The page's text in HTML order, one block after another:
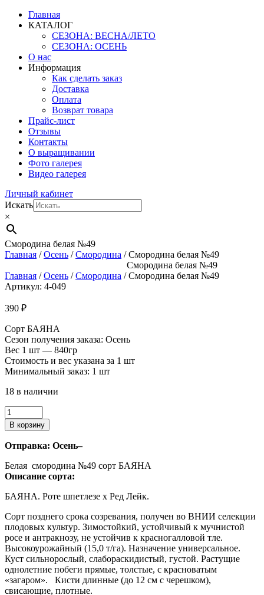
Главная
КАТАЛОГ
СЕЗОНА: ВЕСНА/ЛЕТО
СЕЗОНА: ОСЕНЬ
О нас
Информация
Как сделать заказ
Доставка
Оплата
Возврат товара
Прайс-лист
Отзывы
Контакты
О выращивании
Фото галерея
Видео галерея
Личный кабинет
Искать
×
Смородина белая №49
Главная /Осень /Смородина / Смородина белая №49
Смородина белая №49
Главная /Осень /Смородина / Смородина белая №49
Артикул: 4-049
390 ₽
Сорт БАЯНА
Сезон получения заказа: Осень
Вес 1 шт — 840гр
Стоимость и вес указана за 1 шт
Минимальный заказ: 1 шт
18 в наличии
Количество
товара
Смородина
белая
№49
В корзину
Отправка: Осень–
Белая смородина №49 сорт БАЯНА
Описание сорта:
БАЯНА. Роте шпетлезе х Ред Лейк.
Сорт позднего срока созревания, получен во ВНИИ селекции
плодовых культур. Зимостойкий, устойчивый к мучнистой
росе и антракнозу, не устойчив к красногалловой тле.
Высокоурожайный (15,0 т/га). Назначение универсальное.
Куст сильнорослый, слабораскидистый, густой. Растущие
однолетние побеги прямые, толстые, с красноватым
«загаром». Кисти длинные (до 12 см с черешком),
свисающие, плотные.